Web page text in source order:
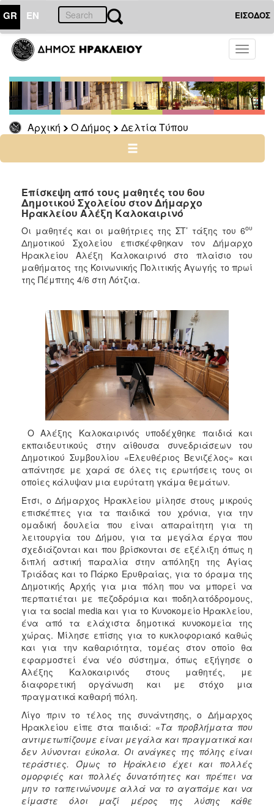
GR EN ΕΙΣΟΔΟΣ
Toggle
Αρχική Ο Δήμος Δελτία Τύπου
ΔΗΜΟΣ
Δελτία
Τύπου
Αρχείο
ΠΟΛΙΤΙΣΜΟΣ
ΑΝΘΕΚΤΙΚΗ
ΠΟΛΗ
Επίσκεψη από τους μαθητές του 6ου
Δημοτικού Σχολείου στον Δήμαρχο
Ηρακλείου Αλέξη Καλοκαιρινό
Οι μαθητές και οι μαθήτριες της ΣΤ’ τάξης του 6ου
Δημοτικού Σχολείου επισκέφθηκαν τον Δήμαρχο
Ηρακλείου Αλέξη Καλοκαιρινό στο πλαίσιο του
μαθήματος της Κοινωνικής Πολιτικής Αγωγής το πρωί
της Πέμπτης 4/6 στη Λότζια.
Ο Αλέξης Καλοκαιρινός υποδέχθηκε παιδιά και
εκπαιδευτικούς στην αίθουσα συνεδριάσεων του
Δημοτικού Συμβουλίου «Ελευθέριος Βενιζέλος» και
απάντησε με χαρά σε όλες τις ερωτήσεις τους οι
οποίες κάλυψαν μια ευρύτατη γκάμα θεμάτων.
Έτσι, ο Δήμαρχος Ηρακλείου μίλησε στους μικρούς
επισκέπτες για τα παιδικά του χρόνια, για την
ομαδική δουλεία που είναι απαραίτητη για τη
λειτουργία του Δήμου, για τα μεγάλα έργα που
σχεδιάζονται και που βρίσκονται σε εξέλιξη όπως η
διπλή αστική παραλία στην απόληξη της Αγίας
Τριάδας και το Πάρκο Ερυθραίας, για το όραμα της
Δημοτικής Αρχής για μια πόλη που να μπορεί να
περπατιέται με πεζοδρόμια και ποδηλατόδρομους,
για τα social media και για το Κυνοκομείο Ηρακλείου,
ένα από τα ελάχιστα δημοτικά κυνοκομεία της
χώρας. Μίλησε επίσης για το κυκλοφοριακό καθώς
και για την καθαριότητα, τομέας στον οποίο θα
εφαρμοστεί ένα νέο σύστημα, όπως εξήγησε ο
Αλέξης Καλοκαιρινός στους μαθητές, με
διαφορετική οργάνωση και με στόχο μια
πραγματικά καθαρή πόλη.
Λίγο πριν το τέλος της συνάντησης, ο Δήμαρχος
Ηρακλείου είπε στα παιδιά: «Τα προβλήματα που
αντιμετωπίζουμε είναι μεγάλα και πραγματικά και
δεν λύνονται εύκολα. Οι ανάγκες της πόλης είναι
τεράστιες. Όμως το Ηράκλειο έχει και πολλές
ομορφιές και πολλές δυνατότητες και πρέπει να
μην το ταπεινώνουμε αλλά να το αγαπάμε και να
είμαστε όλοι μαζί μέρος της λύσης κάθε